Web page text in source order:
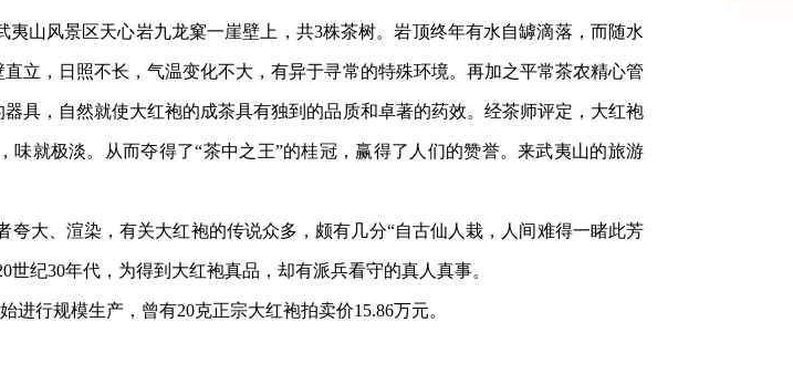
山风景区天心岩九龙窠一崖壁上，共3株茶树。岩顶终年有水自罅滴落，而随水
立，日照不长，气温变化不大，有异于寻常的特殊环境。再加之平常茶农精心管
具，自然就使大红袍的成茶具有独到的品质和卓著的药效。经茶师评定，大红袍
就极淡。从而夺得了“茶中之王”的桂冠，赢得了人们的赞誉。来武夷山的旅游
大、渲染，有关大红袍的传说众多，颇有几分“自古仙人栽，人间难得一睹此芳
纪30年代，为得到大红袍真品，却有派兵看守的真人真事。
行规模生产，曾有20克正宗大红袍拍卖价15.86万元。